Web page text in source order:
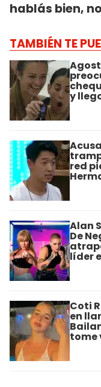
hablás bien,
TAMBIÉN TE
y
red
Alan
De
líder
Coti
en
tome